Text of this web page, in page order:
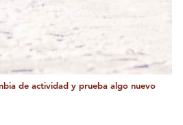
de actividad y prueba algo nuevo